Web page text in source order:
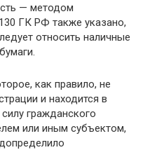
— методом
ГК РФ также указано,
относить наличные
как правило, не
и находится в
гражданского
или иным субъектом,